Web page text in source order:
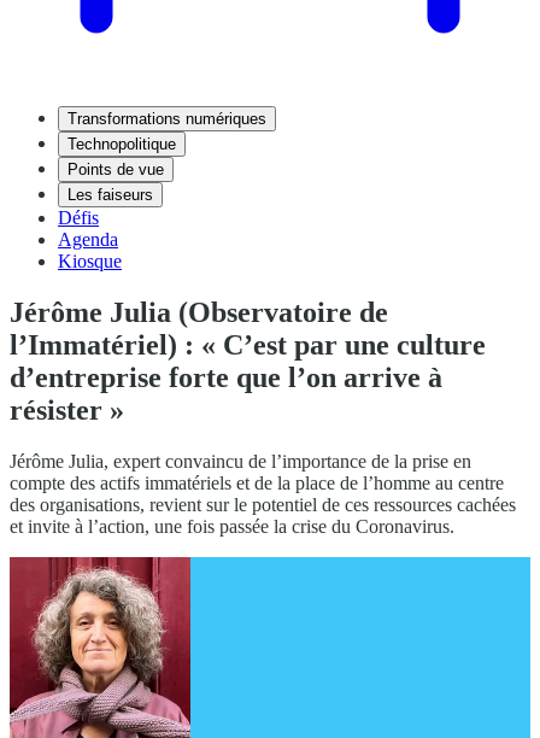
Transformations numériques
Technopolitique
Points de vue
Les faiseurs
Défis
Agenda
Kiosque
Jérôme Julia (Observatoire de
l’Immatériel) : « C’est par une culture
d’entreprise forte que l’on arrive à
résister »
Jérôme Julia, expert convaincu de l’importance de la prise en
compte des actifs immatériels et de la place de l’homme au centre
des organisations, revient sur le potentiel de ces ressources cachées
et invite à l’action, une fois passée la crise du Coronavirus.